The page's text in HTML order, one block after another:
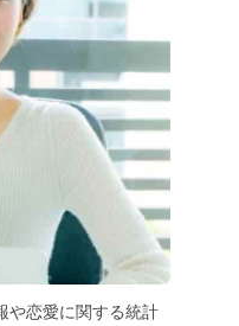
や恋愛に関する統計